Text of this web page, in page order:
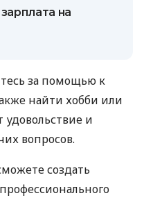
на
за помощью к
найти хобби или
удовольствие и
вопросов.
создать